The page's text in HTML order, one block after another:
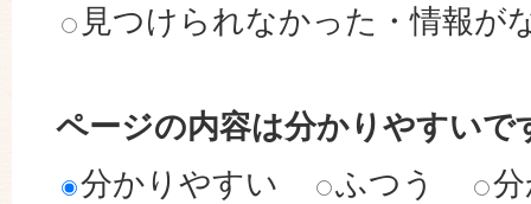
見つけられなかった・情報が
ページの内容は分かりやすいで
分かりやすい
ふつう